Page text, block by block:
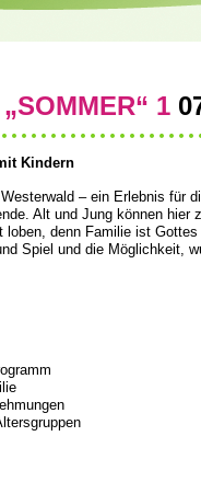
1
Kindern
– ein Erlebnis für
Alt und Jung können hier
loben, denn Familie ist
Spiel und die Möglichkeit,